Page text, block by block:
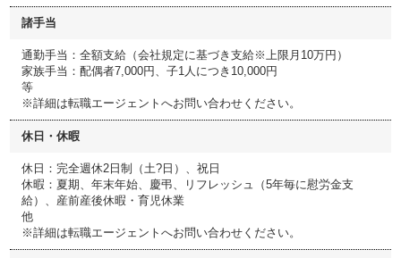
諸手当
通勤手当：全額支給（会社規定に基づき支給※上限月10万円）
家族手当：配偶者7,000円、子1人につき10,000円
等
※詳細は転職エージェントへお問い合わせください。
休日・休暇
休日：完全週休2日制（土?日）、祝日
休暇：夏期、年末年始、慶弔、リフレッシュ（5年毎に慰労金支
給）、産前産後休暇・育児休業
他
※詳細は転職エージェントへお問い合わせください。